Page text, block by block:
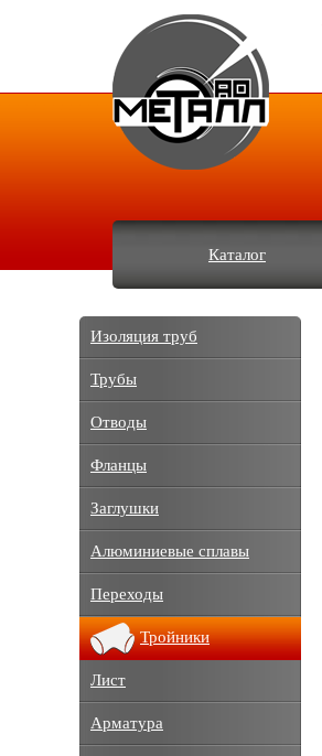
Каталог
Изоляция труб
Трубы
Отводы
Фланцы
Заглушки
Алюминиевые сплавы
Переходы
Тройники
Лист
Арматура